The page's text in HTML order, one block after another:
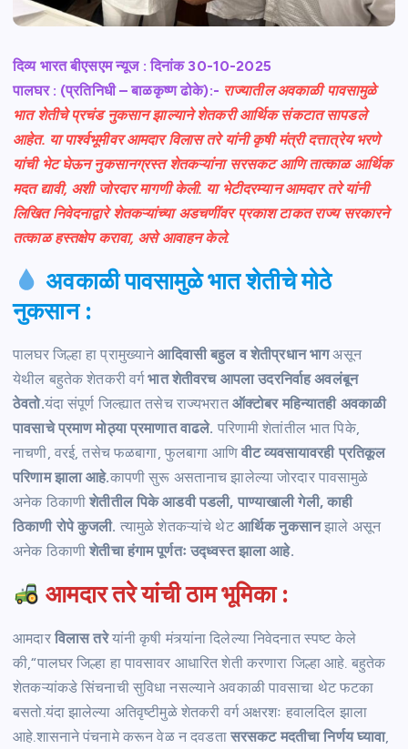
दिव्य भारत बीएसएम न्यूज : दिनांक 30-10-2025
पालघर : (प्रतिनिधी – बाळकृष्ण ढोके):- राज्यातील अवकाळी पावसामुळे
भात शेतीचे प्रचंड नुकसान झाल्याने शेतकरी आर्थिक संकटात सापडले
आहेत. या पार्श्वभूमीवर आमदार विलास तरे यांनी कृषी मंत्री दत्तात्रेय भरणे
यांची भेट घेऊन नुकसानग्रस्त शेतकऱ्यांना सरसकट आणि तात्काळ आर्थिक
मदत द्यावी, अशी जोरदार मागणी केली. या भेटीदरम्यान आमदार तरे यांनी
लिखित निवेदनाद्वारे शेतकऱ्यांच्या अडचणींवर प्रकाश टाकत राज्य सरकारने
तत्काळ हस्तक्षेप करावा, असे आवाहन केले.
अवकाळी पावसामुळे भात शेतीचे मोठे
नुकसान :
पालघर जिल्हा हा प्रामुख्यानेआदिवासी बहुल व शेतीप्रधान भागअसून
येथील बहुतेक शेतकरी वर्गभात शेतीवरच आपला उदरनिर्वाह अवलंबून
ठेवतो.यंदा संपूर्ण जिल्ह्यात तसेच राज्यभरात ऑक्टोबर महिन्यातही अवकाळी
पावसाचे प्रमाण मोठ्या प्रमाणात वाढले. परिणामी शेतांतील भात पिके,
नाचणी, वरई, तसेच फळबागा, फुलबागा आणिवीट व्यवसायावरही प्रतिकूल
परिणाम झाला आहे.कापणी सुरू असतानाच झालेल्या जोरदार पावसामुळे
अनेक ठिकाणीशेतीतील पिके आडवी पडली, पाण्याखाली गेली, काही
ठिकाणी रोपे कुजली. त्यामुळे शेतकऱ्यांचे थेटआर्थिक नुकसानझाले असून
अनेक ठिकाणीशेतीचा हंगाम पूर्णतः उद्ध्वस्त झाला आहे.
आमदार तरे यांची ठाम भूमिका :
आमदार विलास तरेयांनी कृषी मंत्र्यांना दिलेल्या निवेदनात स्पष्ट केले
की,“पालघर जिल्हा हा पावसावर आधारित शेती करणारा जिल्हा आहे. बहुतेक
शेतकऱ्यांकडे सिंचनाची सुविधा नसल्याने अवकाळी पावसाचा थेट फटका
बसतो.यंदा झालेल्या अतिवृष्टीमुळे शेतकरी वर्ग अक्षरशः हवालदिल झाला
आहे.शासनाने पंचनामे करून वेळ न दवडता सरसकट मदतीचा निर्णय घ्यावा,